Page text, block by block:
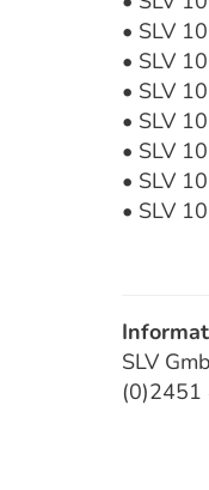
• SLV
• SLV
• SLV
• SLV
• SLV
• SLV
• SLV
SLV